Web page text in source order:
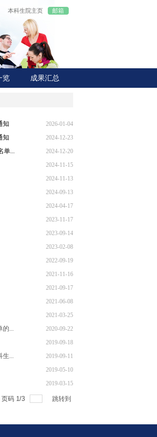
本科生院主页 邮箱
览 成果汇总
知 2026-01-04
知 2024-12-23
单... 2024-12-20
2024-11-15
2024-11-13
2024-09-13
2024-04-17
2023-11-17
2023-09-14
2023-02-08
2022-09-19
2021-11-16
2021-09-17
2021-06-08
2021-03-25
的... 2020-09-22
2019-09-18
生... 2019-09-11
2019-05-10
2019-03-15
页码 1/3 跳转到